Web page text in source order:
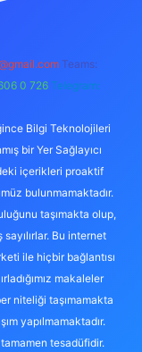
Teams:
0 726 Telegram:
Bilgi Teknolojileri
bir Yer Sağlayıcı
içerikleri proaktif
bulunmamaktadır.
taşımakta olup,
Bu internet
ile hiçbir bağlantısı
makaleler
niteliği taşımamakta
yapılmamaktadır.
tesadüfidir.